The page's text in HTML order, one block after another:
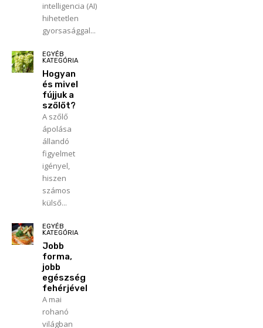
intelligencia (AI)
hihetetlen
gyorsasággal...
EGYÉB
KATEGÓRIA
Hogyan
és mivel
fújjuk a
szőlőt?
A szőlő
ápolása
állandó
figyelmet
igényel,
hiszen
számos
külső...
EGYÉB
KATEGÓRIA
Jobb
forma,
jobb
egészség
fehérjével
A mai
rohanó
világban